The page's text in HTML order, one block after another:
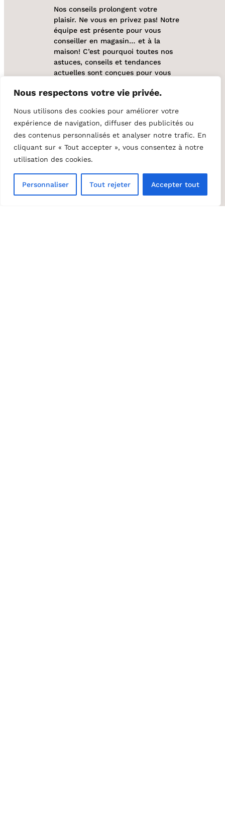
Nous respectons votre vie privée.
Nous utilisons des cookies pour améliorer votre
expérience de navigation, diffuser des publicités ou
des contenus personnalisés et analyser notre trafic. En
cliquant sur « Tout accepter », vous consentez à notre
utilisation des cookies.
Personnaliser Tout rejeter Accepter tout
Nos conseils prolongent votre
plaisir. Ne vous en privez pas! Notre
équipe est présente pour vous
conseiller en magasin… et à la
maison! C’est pourquoi toutes nos
astuces, conseils et tendances
actuelles sont conçues pour vous
l’aménagement de votre espace
votre maison. Et tout ça, à portée
de clic!
Consultez notre blogue
Tendances